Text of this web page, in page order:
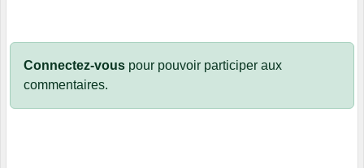
Connectez-vous pour pouvoir participer aux
commentaires.